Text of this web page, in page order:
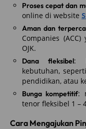
Proses cepat dan
online di website
Aman dan
Companies
OJK.
Dana fleksibel:
kebutuhan,
pendidikan, atau
Bunga kompetitif:
tenor fleksibel 1 –
Cara Mengajukan